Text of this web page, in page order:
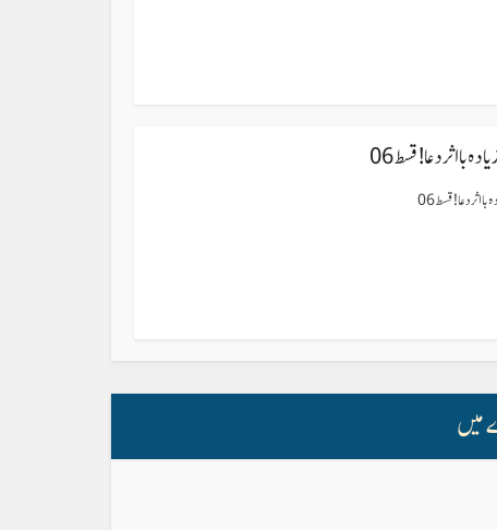
با اثر دعا ! قسط 06
اثر دعا ! قسط 06
میں